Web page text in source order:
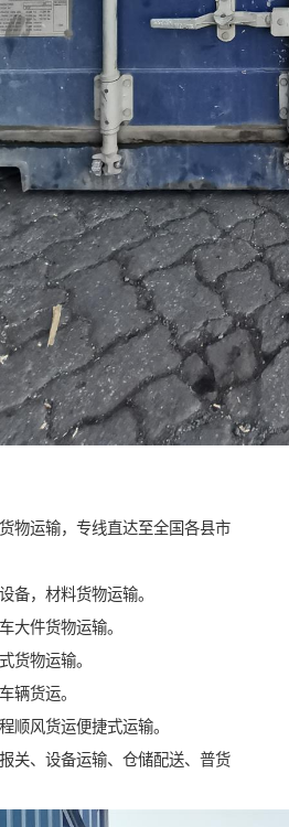
物运输，专线直达至全国各县市
备，材料货物运输。
大件货物运输。
货物运输。
辆货运。
顺风货运便捷式运输。
关、设备运输、仓储配送、普货